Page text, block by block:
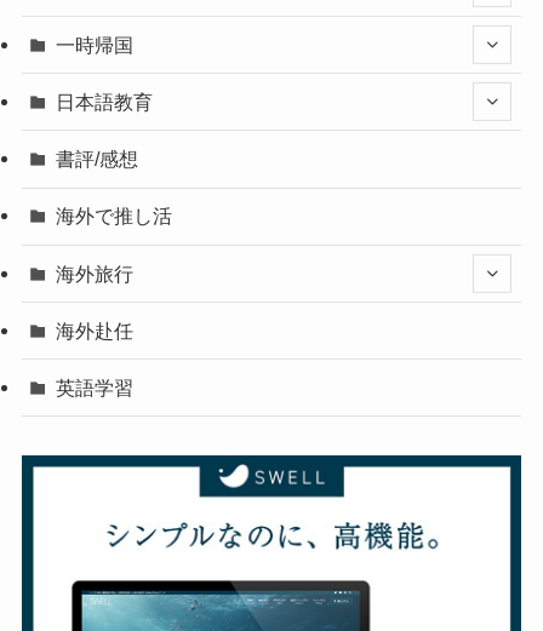
一時帰国
日本語教育
書評/感想
海外で推し活
海外旅行
海外赴任
英語学習